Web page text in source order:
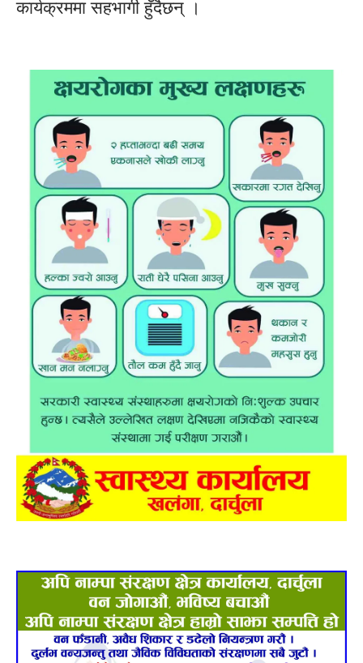
कार्यक्रममा सहभागी हुँदैछन् ।